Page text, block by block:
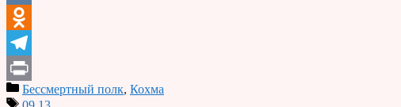
VK
Odnoklassniki
Telegram
PrintБессмертный полк, Кохма